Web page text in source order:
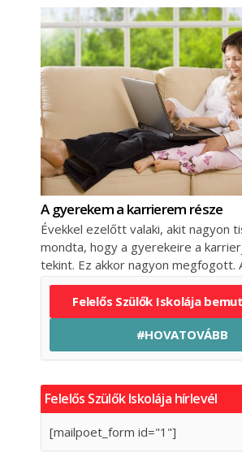
A gyerekem a karrierem része
Évekkel ezelőtt valaki, akit nagyon
mondta, hogy a gyerekeire a
tekint. Ez akkor nagyon megfogott.
Felelős Szülők Iskolája
#HOVATOVÁBB
Felelős Szülők Iskolája hírlevél
[mailpoet_form id="1"]